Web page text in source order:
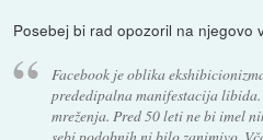
Posebej bi rad opozoril na njegovo
Facebook je oblika
prededipalna manifestacija
mreženja. Pred 50 leti ne bi imel